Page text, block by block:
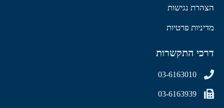
הצהרת נגישות
מדיניות פרטיות
דרכי התקשרות
03-6163010
03-6163939